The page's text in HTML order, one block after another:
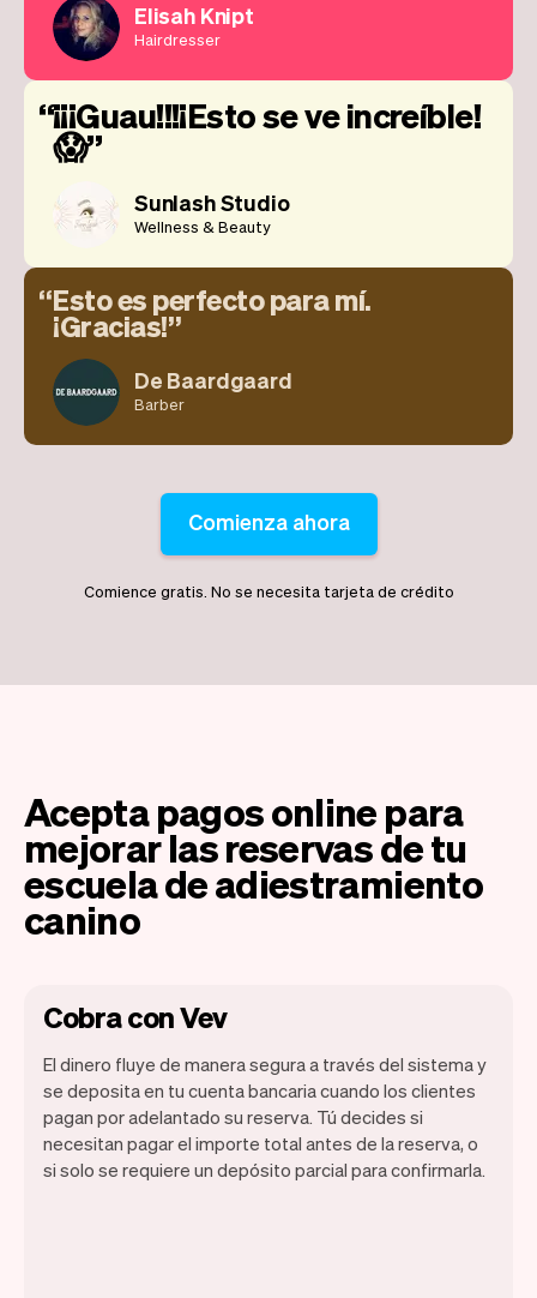
Elisah Knipt
Hairdresser
¡¡¡Guau!!!¡Esto se ve increíble!
😱
Sunlash Studio
Wellness & Beauty
Esto es perfecto para mí.
¡Gracias!
De Baardgaard
Barber
Comienza ahora
Comience gratis. No se necesita tarjeta de crédito
Acepta pagos online para
mejorar las reservas de tu
escuela de adiestramiento
canino
Cobra con Vev
El dinero fluye de manera segura a través del sistema y
se deposita en tu cuenta bancaria cuando los clientes
pagan por adelantado su reserva. Tú decides si
necesitan pagar el importe total antes de la reserva, o
si solo se requiere un depósito parcial para confirmarla.
Puedes usar cualquier dispositivo